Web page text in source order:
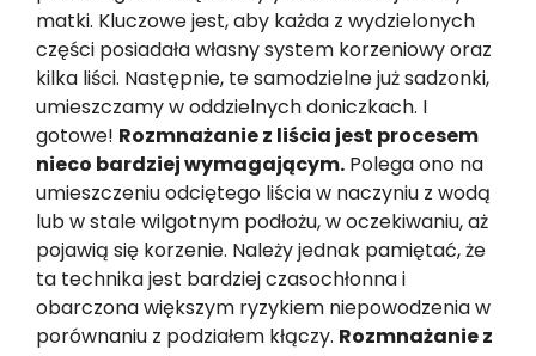
matki. Kluczowe jest, aby każda z wydzielonych
części posiadała własny system korzeniowy oraz
kilka liści. Następnie, te samodzielne już sadzonki,
umieszczamy w oddzielnych doniczkach. I
gotowe! Rozmnażanie z liścia jest procesem
nieco bardziej wymagającym. Polega ono na
umieszczeniu odciętego liścia w naczyniu z wodą
lub w stale wilgotnym podłożu, w oczekiwaniu, aż
pojawią się korzenie. Należy jednak pamiętać, że
ta technika jest bardziej czasochłonna i
obarczona większym ryzykiem niepowodzenia w
porównaniu z podziałem kłączy. Rozmnażanie z